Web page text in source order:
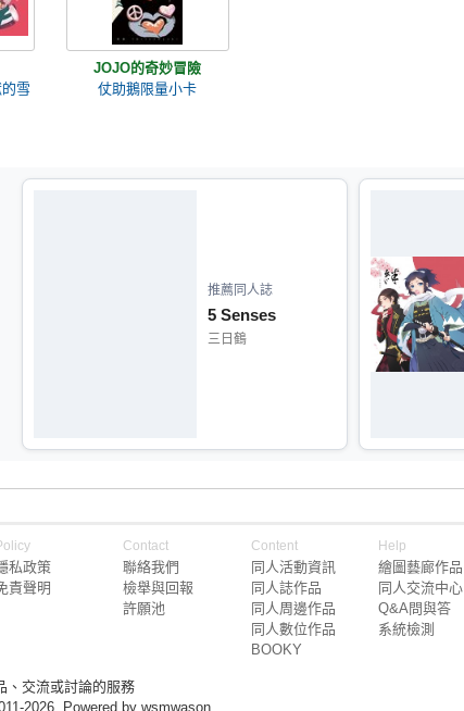
雪
JOJO的奇妙冒險
仗助鵝限量小卡
推薦同人誌
5 Senses
三日鶴
私政策
責聲明
Contact
聯絡我們
檢舉與回報
許願池
Content
同人活動資訊
同人誌作品
同人周邊作品
同人數位作品
BOOKY
Help
繪圖藝廊作品
同人交流中心
Q&A問與答
系統檢測
、交流或討論的服務
2026, Powered by wsmwason